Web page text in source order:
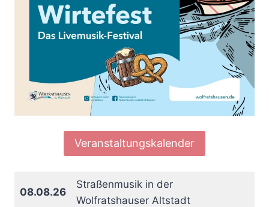
Veranstaltungskalender
08.08.26
Straßenmusik in der
Wolfratshauser Altstadt